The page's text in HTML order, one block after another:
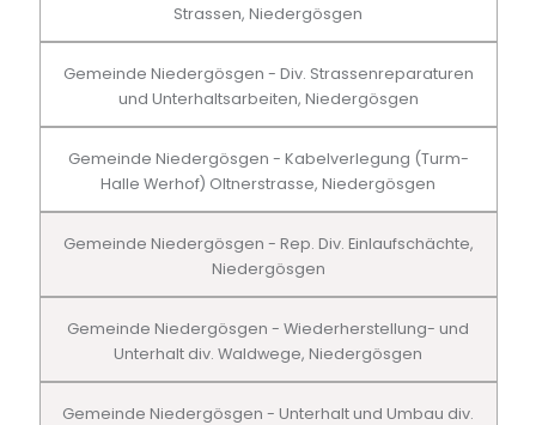
Strassen, Niedergösgen
Gemeinde Niedergösgen - Div. Strassenreparaturen
und Unterhaltsarbeiten, Niedergösgen
Gemeinde Niedergösgen - Kabelverlegung (Turm-
Halle Werhof) Oltnerstrasse, Niedergösgen
Gemeinde Niedergösgen - Rep. Div. Einlaufschächte,
Niedergösgen
Gemeinde Niedergösgen - Wiederherstellung- und
Unterhalt div. Waldwege, Niedergösgen
Gemeinde Niedergösgen - Unterhalt und Umbau div.